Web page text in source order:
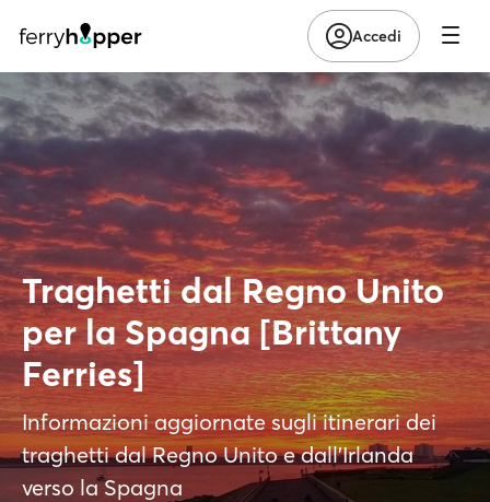
Accedi
Traghetti dal Regno Unito
per la Spagna [Brittany
Ferries]
Informazioni aggiornate sugli itinerari dei
traghetti dal Regno Unito e dall'Irlanda
verso la Spagna